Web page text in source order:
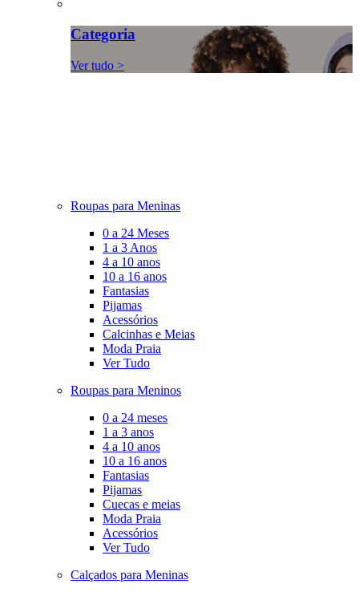
Categoria
Ver tudo >
Roupas para Meninas
0 a 24 Meses
1 a 3 Anos
4 a 10 anos
10 a 16 anos
Fantasias
Pijamas
Acessórios
Calcinhas e Meias
Moda Praia
Ver Tudo
Roupas para Meninos
0 a 24 meses
1 a 3 anos
4 a 10 anos
10 a 16 anos
Fantasias
Pijamas
Cuecas e meias
Moda Praia
Acessórios
Ver Tudo
Calçados para Meninas